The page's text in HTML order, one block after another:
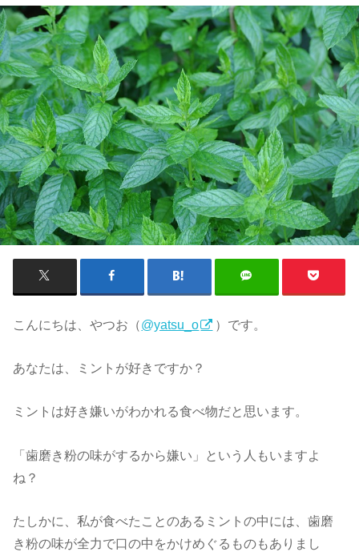
こんにちは、やつお（@yatsu_o ）です。
あなたは、ミントが好きですか？
ミントは好き嫌いがわかれる食べ物だと思います。
「歯磨き粉の味がするから嫌い」という人もいますよ
ね？
たしかに、私が食べたことのあるミントの中には、歯磨
き粉の味が全力で口の中をかけめぐるものもありまし